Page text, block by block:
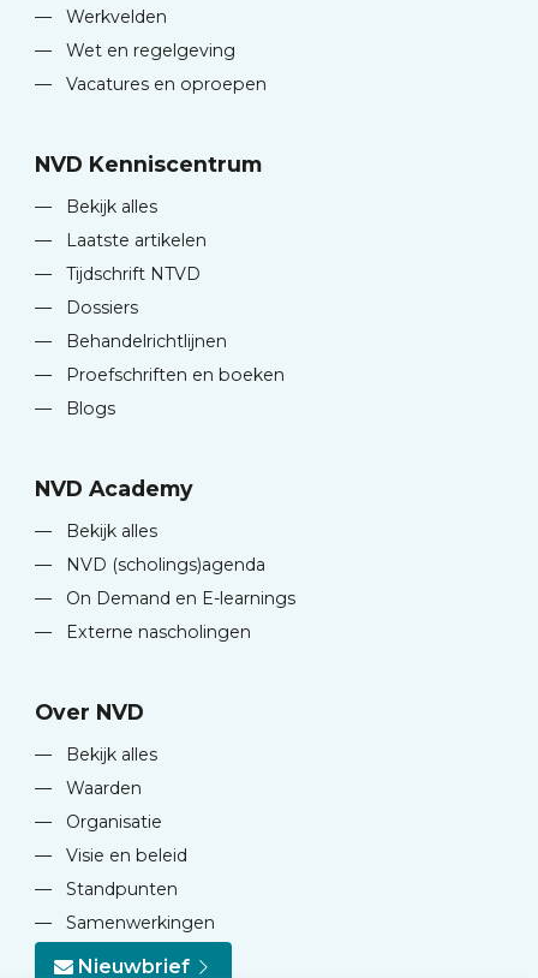
—
Werkvelden
—
Wet en regelgeving
—
Vacatures en oproepen
NVD Kenniscentrum
—
Bekijk alles
—
Laatste artikelen
—
Tijdschrift NTVD
—
Dossiers
—
Behandelrichtlijnen
—
Proefschriften en boeken
—
Blogs
NVD Academy
—
Bekijk alles
—
NVD (scholings)agenda
—
On Demand en E-learnings
—
Externe nascholingen
Over NVD
—
Bekijk alles
—
Waarden
—
Organisatie
—
Visie en beleid
—
Standpunten
—
Samenwerkingen
Nieuwbrief